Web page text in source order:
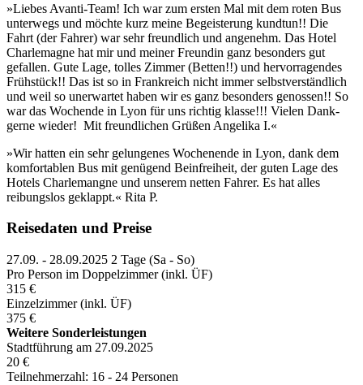
»Liebes Avanti-Team! Ich war zum ersten Mal mit dem roten Bus
unterwegs und möchte kurz meine Begeisterung kundtun!! Die
Fahrt (der Fahrer) war sehr freundlich und angenehm. Das Hotel
Charlemagne hat mir und meiner Freundin ganz besonders gut
gefallen. Gute Lage, tolles Zimmer (Betten!!) und hervorragendes
Frühstück!! Das ist so in Frankreich nicht immer selbstverständlich
und weil so unerwartet haben wir es ganz besonders genossen!! So
war das Wochende in Lyon für uns richtig klasse!!! Vielen Dank-
gerne wieder! Mit freundlichen Grüßen Angelika I.«
»Wir hatten ein sehr gelungenes Wochenende in Lyon, dank dem
komfortablen Bus mit genügend Beinfreiheit, der guten Lage des
Hotels Charlemangne und unserem netten Fahrer. Es hat alles
reibungslos geklappt.« Rita P.
Reisedaten und Preise
27.09. - 28.09.2025 2 Tage (Sa - So)
Pro Person im Doppelzimmer (inkl. ÜF)
315 €
Einzelzimmer (inkl. ÜF)
375 €
Weitere Sonderleistungen
Stadtführung am 27.09.2025
20 €
Teilnehmerzahl: 16 - 24 Personen